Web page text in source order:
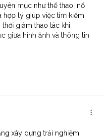
mục như thể thao, nổ
hợp lý giúp việc tìm kiếm
giảm thao tác khi
giữa hình ảnh và thông tin
xây dựng trải nghiệm